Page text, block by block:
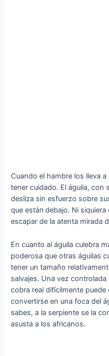
Cuando el hambre los lleva
tener cuidado. El águila, con
desliza sin esfuerzo sobre
que estáп debajo. Ni
escapar de la atenta mirada
En cuanto al águila culebra
poderosa que otras águilas
tener un tamaño
salvajes. Una vez controlada
cobra real difícilmente puede
convertirse en una foca del
sabes, a la serpiente se la
asusta a los africanos.